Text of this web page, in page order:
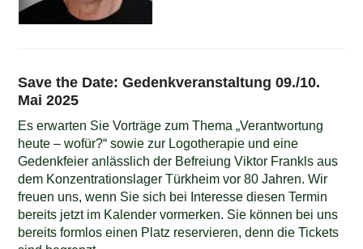
Save the Date: Gedenkveranstaltung 09./10.
Mai 2025
Es erwarten Sie Vorträge zum Thema „Verantwortung
heute – wofür?“ sowie zur Logotherapie und eine
Gedenkfeier anlässlich der Befreiung Viktor Frankls aus
dem Konzentrationslager Türkheim vor 80 Jahren. Wir
freuen uns, wenn Sie sich bei Interesse diesen Termin
bereits jetzt im Kalender vormerken. Sie können bei uns
bereits formlos einen Platz reservieren, denn die Tickets